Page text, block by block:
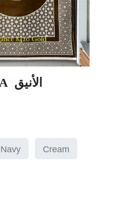
Elegance 08420A الأنيق
Navy Cream